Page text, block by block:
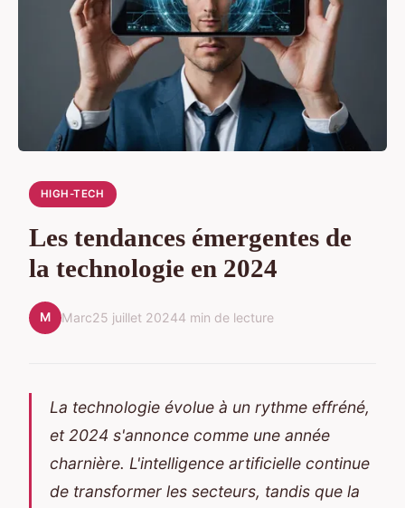
HIGH-TECH
Les tendances émergentes de
la technologie en 2024
M Marc25 juillet 20244 min de lecture
La technologie évolue à un rythme effréné,
et 2024 s'annonce comme une année
charnière. L'intelligence artificielle continue
de transformer les secteurs, tandis que la